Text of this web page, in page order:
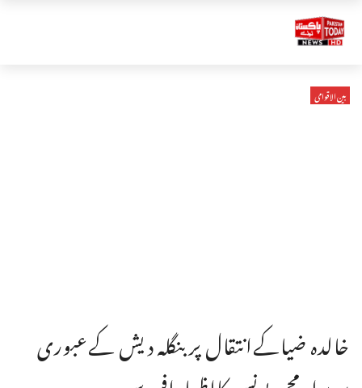
بین الاقوامی
خالدہ ضیاکےانتقال پربنگلہ دیش کےعبوری